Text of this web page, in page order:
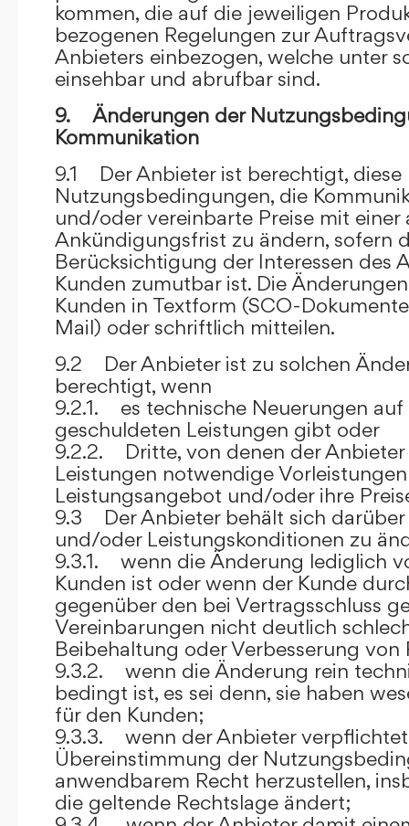
kommen, die auf die jeweiligen
bezogenen Regelungen zur
Anbieters einbezogen, welche unter
einsehbar und abrufbar sind.
9. Änderungen der
Kommunikation
9.1 Der Anbieter ist berechtigt, diese
Nutzungsbedingungen, die
und/oder vereinbarte Preise mit einer
Ankündigungsfrist zu ändern, sofern
Berücksichtigung der Interessen des
Kunden zumutbar ist. Die
Kunden in Textform (SCO-
Mail) oder schriftlich mitteilen.
9.2 Der Anbieter ist zu solchen
berechtigt, wenn
9.2.1. es technische Neuerungen
geschuldeten Leistungen gibt oder
9.2.2. Dritte, von denen der Anbieter
Leistungen notwendige
Leistungsangebot und/oder ihre
9.3 Der Anbieter behält sich darüber
und/oder Leistungskonditionen zu
9.3.1. wenn die Änderung lediglich
Kunden ist oder wenn der Kunde
gegenüber den bei Vertragsschluss
Vereinbarungen nicht deutlich
Beibehaltung oder Verbesserung
9.3.2. wenn die Änderung rein
bedingt ist, es sei denn, sie haben
für den Kunden;
9.3.3. wenn der Anbieter verpflichtet
Übereinstimmung der
anwendbarem Recht herzustellen,
die geltende Rechtslage ändert;